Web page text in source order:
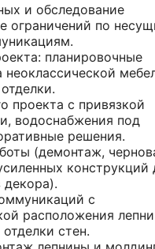
и обследование
ограничений по
планировочные
неоклассической
проекта с привязкой
водоснабжения под
решения.
(демонтаж,
конструкций
декора).
с
расположения
стен.